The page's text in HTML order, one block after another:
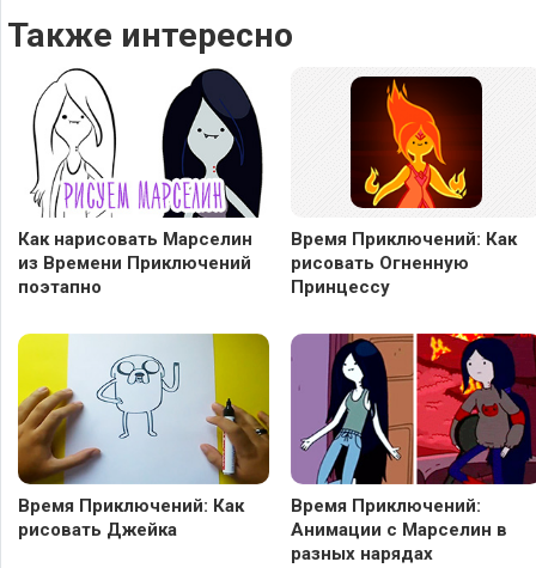
Также интересно
Как нарисовать Марселин
из Времени Приключений
поэтапно
Время Приключений: Как
рисовать Огненную
Принцессу
Время Приключений: Как
рисовать Джейка
Время Приключений:
Анимации с Марселин в
разных нарядах